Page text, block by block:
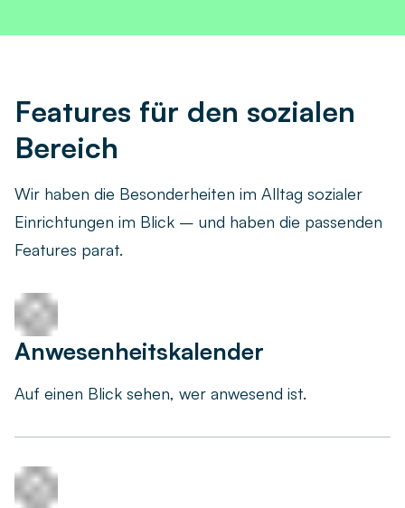
Features für den sozialen
Bereich
Wir haben die Besonderheiten im Alltag sozialer
Einrichtungen im Blick – und haben die passenden
Features parat.
Anwesenheitskalender
Auf einen Blick sehen, wer anwesend ist.